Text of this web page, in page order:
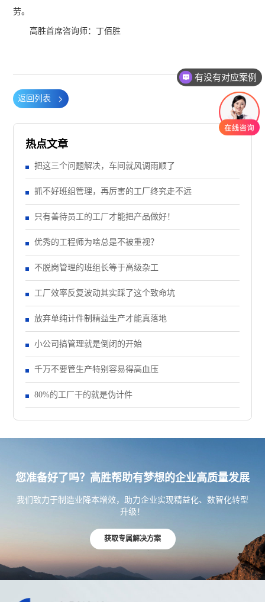
劳。
高胜首席咨询师：丁佰胜
返回列表
热点文章
把这三个问题解决，车间就风调雨顺了
抓不好班组管理，再厉害的工厂终究走不远
只有善待员工的工厂才能把产品做好！
优秀的工程师为啥总是不被重视？
不脱岗管理的班组长等于高级杂工
工厂效率反复波动其实踩了这个致命坑
放弃单纯计件制精益生产才能真落地
小公司搞管理就是倒闭的开始
千万不要管生产特别容易得高血压
80%的工厂干的就是伪计件
您准备好了吗？高胜帮助有梦想的企业高质量发展
我们致力于制造业降本增效，助力企业实现精益化、数智化转型
升级！
获取专属解决方案
有没有对应案例